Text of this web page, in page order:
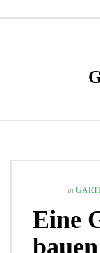
in
Eine
bauen